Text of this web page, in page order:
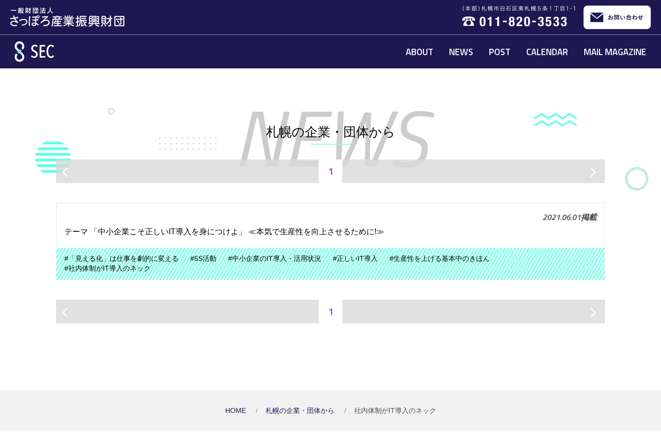
ABOUT NEWS POST CALENDAR MAIL MAGAZINE
札幌の企業・団体から
arrow_back_ios 1 arrow_forward_ios
2021.06.01掲載
テーマ 「中小企業こそ正しいIT導入を身につけよ」 ≪本気で生産性を向上させるために!≫
#「見える化」は仕事を劇的に変える #5S活動 #中小企業のIT導入・活用状況 #正しいIT導入
#生産性を上げる基本中のきほん
#社内体制がIT導入のネック
arrow_back_ios 1 arrow_forward_ios
HOME 札幌の企業・団体から 社内体制がIT導入のネック